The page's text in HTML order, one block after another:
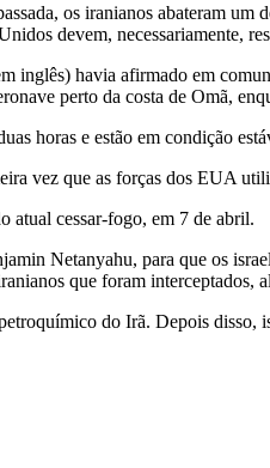
os iranianos abateram
devem, necessariamente,
inglês) havia afirmado em
perto da costa de Omã,
horas e estão em condição
vez que as forças dos EUA
atual cessar-fogo, em 7 de abril.
Netanyahu, para que os
que foram interceptados,
do Irã. Depois